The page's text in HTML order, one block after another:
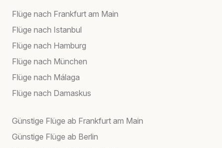
Flüge nach Frankfurt am Main
Flüge nach Istanbul
Flüge nach Hamburg
Flüge nach München
Flüge nach Málaga
Flüge nach Damaskus
Günstige Flüge ab Frankfurt am Main
Günstige Flüge ab Berlin